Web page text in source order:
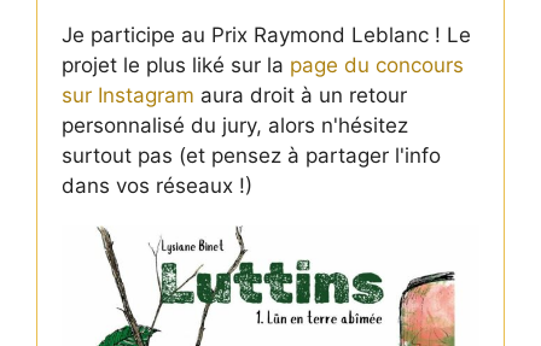
Je participe au Prix Raymond Leblanc ! Le
projet le plus liké sur la page du concours
sur Instagram aura droit à un retour
personnalisé du jury, alors n'hésitez
surtout pas (et pensez à partager l'info
dans vos réseaux !)